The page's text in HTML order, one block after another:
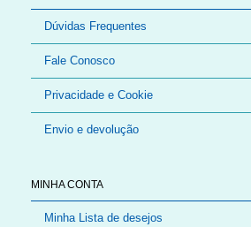
Dúvidas Frequentes
Fale Conosco
Privacidade e Cookie
Envio e devolução
MINHA CONTA
Minha Lista de desejos